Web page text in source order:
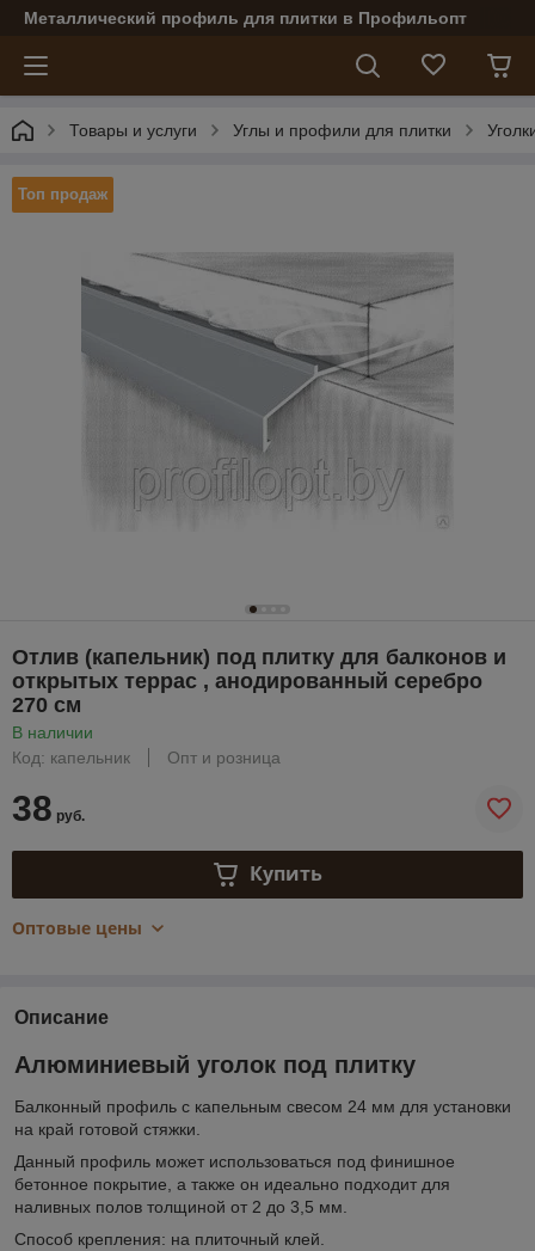
Металлический профиль для плитки в Профильопт
Товары и услуги Углы и профили для плитки
Топ продаж
Отлив (капельник) под плитку для балконов и
открытых террас , анодированный серебро
270 см
В наличии
Код: капельник
Опт и розница
38 руб.
Купить
Оптовые цены
Описание
Алюминиевый уголок под плитку
Балконный профиль с капельным свесом 24 мм для установки
на край готовой стяжки.
Данный профиль может использоваться под финишное
бетонное покрытие, а также он идеально подходит для
наливных полов толщиной от 2 до 3,5 мм.
Способ крепления: на плиточный клей.